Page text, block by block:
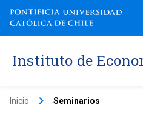
Instituto de
Inicio keyboard_arrow_right Seminarios